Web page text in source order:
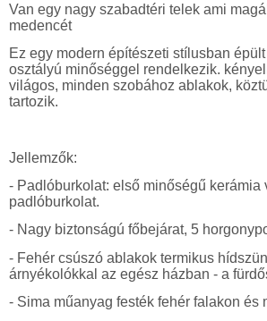
Van egy nagy szabadtéri telek ami
medencét
Ez egy modern építészeti stílusban
osztályú minőséggel rendelkezik.
világos, minden szobához ablakok,
tartozik.
Jellemzők:
- Padlóburkolat: első minőségű kerámia
padlóburkolat.
- Nagy biztonságú főbejárat, 5
- Fehér csúszó ablakok termikus
árnyékolókkal az egész házban - a
- Sima műanyag festék fehér falakon és